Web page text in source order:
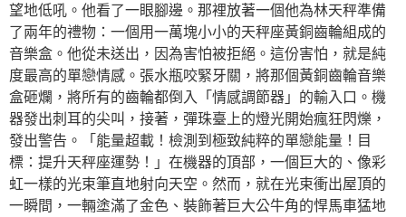
望地低吼。他看了一眼腳邊。那裡放著一個他為林天秤準備
了兩年的禮物：一個用一萬塊小小的天秤座黃銅齒輪組成的
音樂盒。他從未送出，因為害怕被拒絕。這份害怕，就是純
度最高的單戀情感。張水瓶咬緊牙關，將那個黃銅齒輪音樂
盒砸爛，將所有的齒輪都倒入「情感調節器」的輸入口。機
器發出刺耳的尖叫，接著，彈珠臺上的燈光開始瘋狂閃爍，
發出警告。「能量超載！檢測到極致純粹的單戀能量！目
標：提升天秤座運勢！」在機器的頂部，一個巨大的、像彩
虹一樣的光束筆直地射向天空。然而，就在光束衝出屋頂的
一瞬間，一輛塗滿了金色、裝飾著巨大公牛角的悍馬車猛地